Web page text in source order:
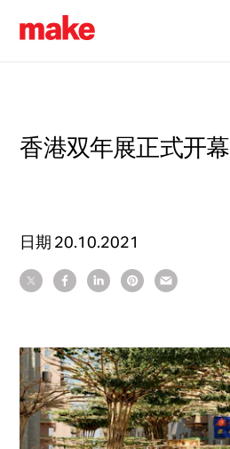
香港双年展正式开幕
日期 20.10.2021